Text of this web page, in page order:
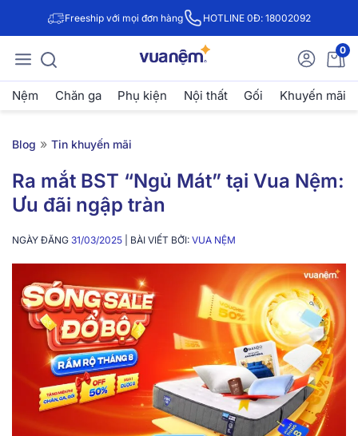
Freeship với mọi đơn hàng HOTLINE 0Đ: 18002092
0
Nệm Chăn ga Phụ kiện Nội thất Gối Khuyến mãi
Blog » Tin khuyến mãi
Ra mắt BST “Ngủ Mát” tại Vua Nệm:
Ưu đãi ngập tràn
NGÀY ĐĂNG 31/03/2025 | BÀI VIẾT BỞI: VUA NỆM